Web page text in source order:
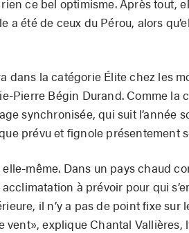
a été de ceux du Pérou, alors
dans la catégorie Élite chez les
Pierre Bégin Durand. Comme la
synchronisée, qui suit l’année
prévu et fignole présentement
même. Dans un pays chaud
à prévoir pour qui
il n’y a pas de point fixe sur
vent», explique Chantal Vallières,